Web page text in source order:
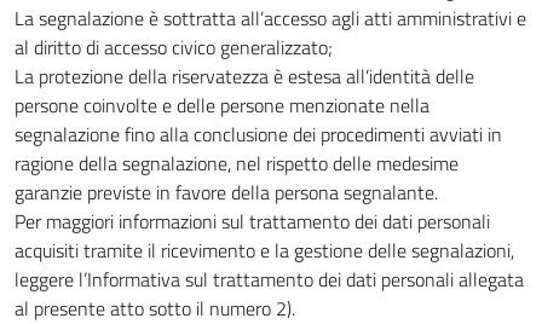
La segnalazione è sottratta all’accesso agli atti amministrativi e
al diritto di accesso civico generalizzato;
La protezione della riservatezza è estesa all’identità delle
persone coinvolte e delle persone menzionate nella
segnalazione fino alla conclusione dei procedimenti avviati in
ragione della segnalazione, nel rispetto delle medesime
garanzie previste in favore della persona segnalante.
Per maggiori informazioni sul trattamento dei dati personali
acquisiti tramite il ricevimento e la gestione delle segnalazioni,
leggere l’Informativa sul trattamento dei dati personali allegata
al presente atto sotto il numero 2).